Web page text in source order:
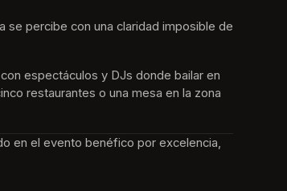
se percibe con una claridad imposible de
espectáculos y DJs donde bailar en
restaurantes o una mesa en la zona
en el evento benéfico por excelencia,